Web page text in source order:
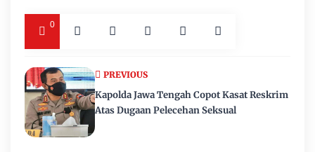
0
PREVIOUS
Kapolda Jawa Tengah Copot Kasat Reskrim
Atas Dugaan Pelecehan Seksual